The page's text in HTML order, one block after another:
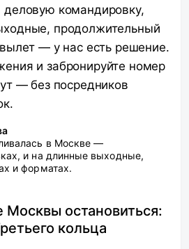
командировку,
продолжительный
— у нас есть решение.
и забронируйте номер
— без посредников
в Москве —
и на длинные выходные,
и форматах.
Москвы остановиться:
кольца